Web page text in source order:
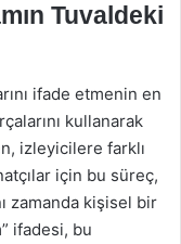
Tuvaldeki
ifade etmenin en
kullanarak
izleyicilere farklı
için bu süreç,
zamanda kişisel bir
ifadesi, bu